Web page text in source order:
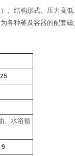
、结构形式、压力高
各种釜及容器的配套磁
25
、水浴循
9